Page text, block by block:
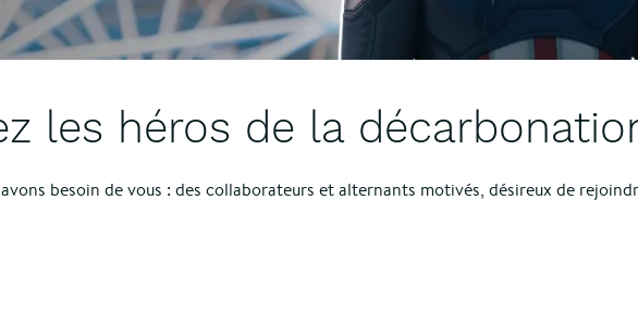
les héros de la
besoin de vous : des collaborateurs et alternants motivés, désireux de